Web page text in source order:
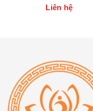
Liên hệ